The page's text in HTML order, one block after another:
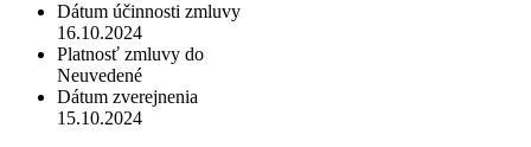
Dátum účinnosti zmluvy
16.10.2024
Platnosť zmluvy do
Neuvedené
Dátum zverejnenia
15.10.2024